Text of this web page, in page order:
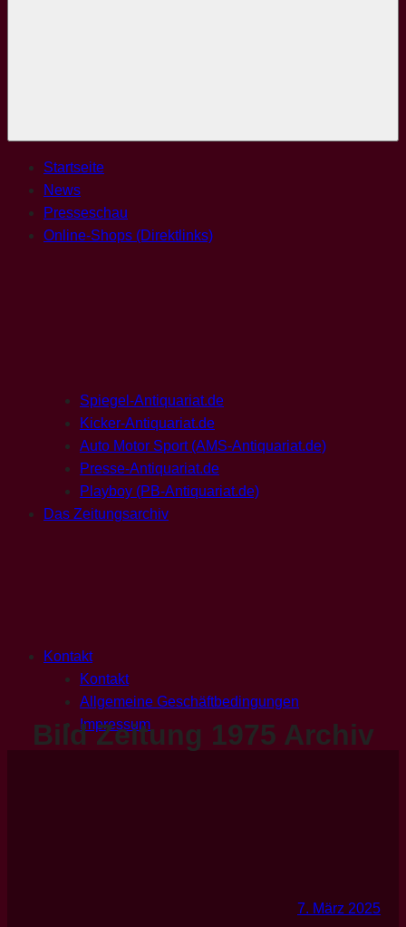
Startseite
News
Presseschau
Online-Shops (Direktlinks)
Spiegel-Antiquariat.de
Kicker-Antiquariat.de
Auto Motor Sport (AMS-Antiquariat.de)
Presse-Antiquariat.de
Playboy (PB-Antiquariat.de)
Das Zeitungsarchiv
Kontakt
Kontakt
Allgemeine Geschäftbedingungen
Impressum
Bild Zeitung 1975 Archiv
7. März 2025